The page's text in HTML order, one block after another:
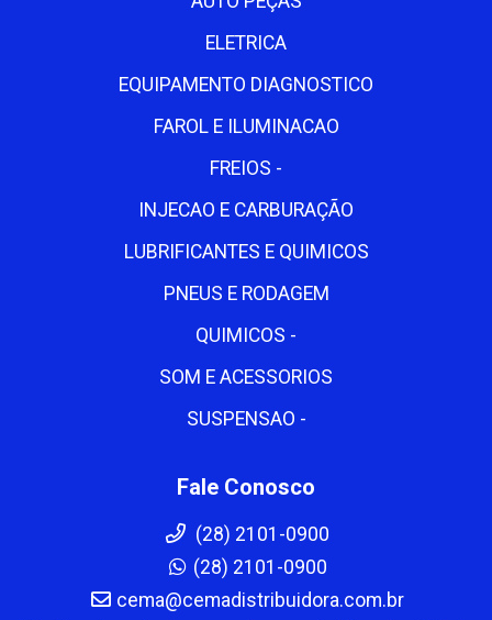
ELETRICA
EQUIPAMENTO DIAGNOSTICO
FAROL E ILUMINACAO
FREIOS -
INJECAO E CARBURAÇÃO
LUBRIFICANTES E QUIMICOS
PNEUS E RODAGEM
QUIMICOS -
SOM E ACESSORIOS
SUSPENSAO -
Fale Conosco
(28) 2101-0900
(28) 2101-0900
cema@cemadistribuidora.com.br